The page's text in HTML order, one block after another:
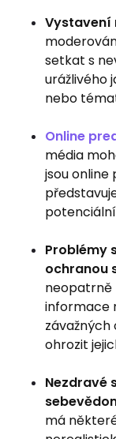
Vystavení
setkat s
urážlivého
nebo
Online
média
jsou online
Problémy
ochranou
neopatrně
informace
ohrozit
Nezdravé
má